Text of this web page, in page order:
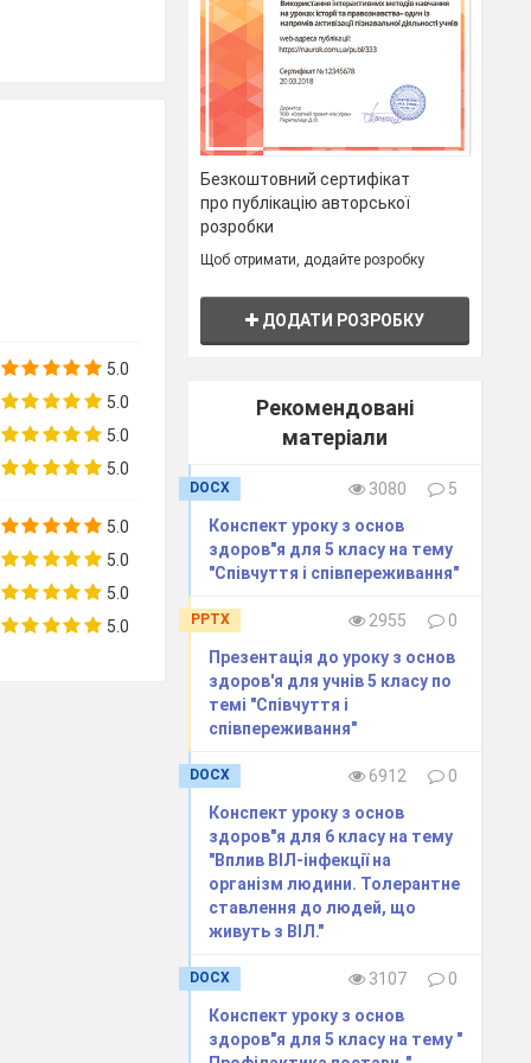
предметів і
бути:
між собою.
дотиковий і
рухи
вони
і слуховий
і розмову,
і руховий
чи іншого
5.0
5.0
5.0
5.0
5.0
5.0
5.0
5.0
Безкоштовний сертифікат
про публікацію авторської
розробки
Щоб отримати, додайте розробку
ДОДАТИ РОЗРОБКУ
Рекомендовані
матеріали
DOCX 3080
5
Конспект уроку з основ
здоров"я для 5 класу на тему
"Співчуття і співпереживання"
PPTX 2955
0
Презентація до уроку з основ
здоров'я для учнів 5 класу по
темі "Співчуття і
співпереживання"
DOCX 6912
0
Конспект уроку з основ
здоров"я для 6 класу на тему
"Вплив ВІЛ-інфекції на
організм людини. Толерантне
ставлення до людей, що
живуть з ВІЛ."
DOCX 3107
0
Конспект уроку з основ
здоров"я для 5 класу на тему "